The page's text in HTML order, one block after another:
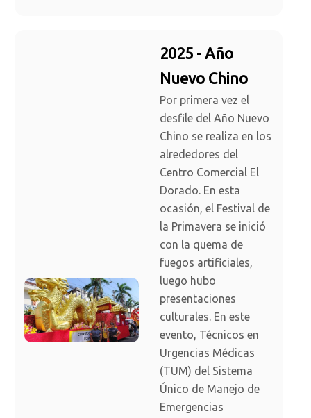
2025 - Año
Nuevo Chino
Por primera vez el
desfile del Año Nuevo
Chino se realiza en los
alrededores del
Centro Comercial El
Dorado. En esta
ocasión, el Festival de
la Primavera se inició
con la quema de
fuegos artificiales,
luego hubo
presentaciones
culturales. En este
evento, Técnicos en
Urgencias Médicas
(TUM) del Sistema
Único de Manejo de
Emergencias